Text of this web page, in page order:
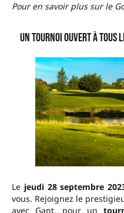
Pour en savoir plus sur le
Un tournoi ouvert à tous
Le jeudi 28 septembre
vous. Rejoignez le
avec Gant, pour un